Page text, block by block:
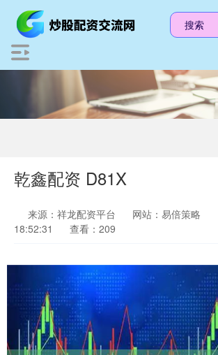
乾鑫配资 D81X
来源：祥龙配资平台 网站：易倍策略
18:52:31
查看：209